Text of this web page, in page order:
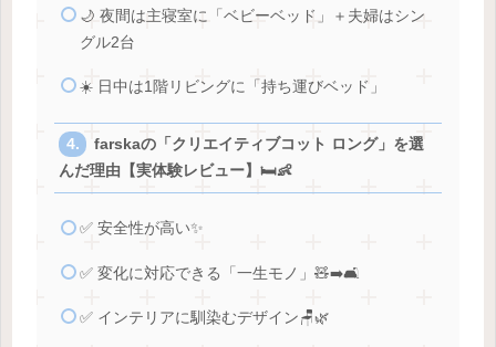
🌙 夜間は主寝室に「ベビーベッド」＋夫婦はシン
グル2台
☀️ 日中は1階リビングに「持ち運びベッド」
farskaの「クリエイティブコット ロング」を選
んだ理由【実体験レビュー】🛏️👶
✅ 安全性が高い✨
✅ 変化に対応できる「一生モノ」🧸➡️🛋️
✅ インテリアに馴染むデザイン🪑🌿